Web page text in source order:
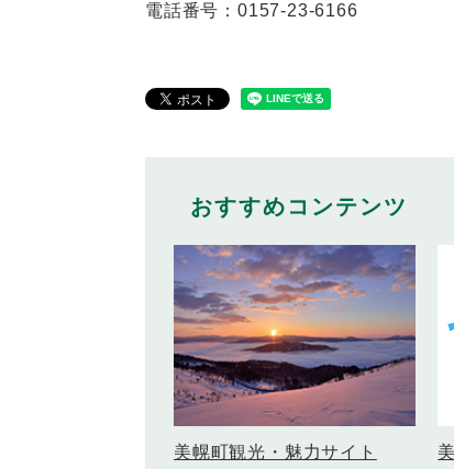
電話番号：0157-23-6166​
おすすめコンテンツ
美幌町観光・魅力サイト